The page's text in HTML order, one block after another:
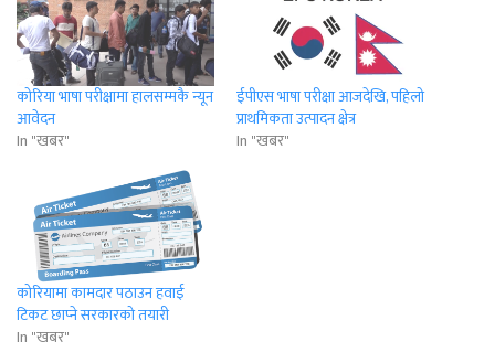
कोरिया भाषा परीक्षामा हालसम्मकै न्यून
आवेदन
In "खबर"
ईपीएस भाषा परीक्षा आजदेखि, पहिलो
प्राथमिकता उत्पादन क्षेत्र
In "खबर"
कोरियामा कामदार पठाउन हवाई
टिकट छाप्‍ने सरकारको तयारी
In "खबर"